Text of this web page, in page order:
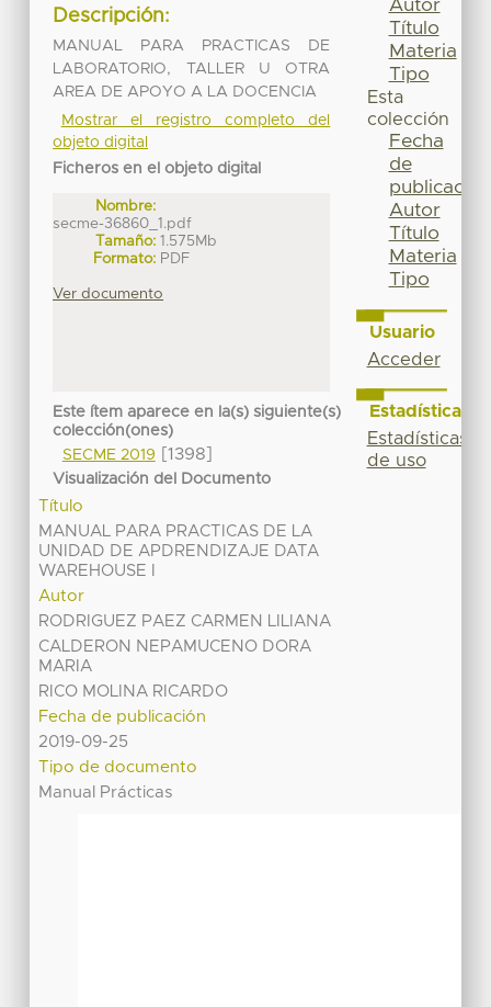
Descripción:
MANUAL PARA PRACTICAS DE
LABORATORIO, TALLER U OTRA
AREA DE APOYO A LA DOCENCIA
Mostrar el registro completo del
objeto digital
Ficheros en el objeto digital
Nombre:
secme-36860_1.pdf
Tamaño: 1.575Mb
Formato: PDF
Ver documento
Este ítem aparece en la(s) siguiente(s)
colección(ones)
SECME 2019
[1398]
Visualización del Documento
Título
MANUAL PARA PRACTICAS DE LA
UNIDAD DE APDRENDIZAJE DATA
WAREHOUSE I
Autor
RODRIGUEZ PAEZ CARMEN LILIANA
CALDERON NEPAMUCENO DORA
MARIA
RICO MOLINA RICARDO
Fecha de publicación
2019-09-25
Tipo de documento
Manual Prácticas
Autor
Título
Materia
Tipo
Esta
colección
Fecha
de
publicación
Autor
Título
Materia
Tipo
Usuario
Acceder
Estadísticas
Estadísticas
de uso